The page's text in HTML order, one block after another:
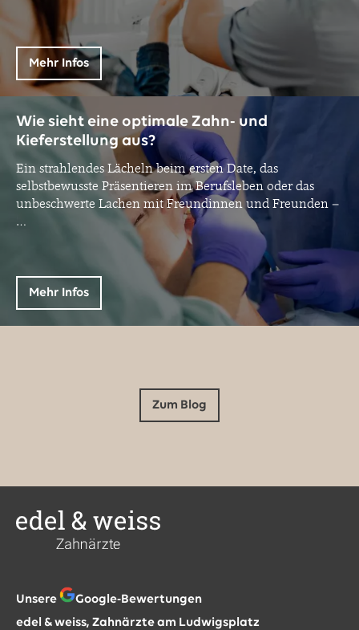
Mehr Infos
Wie sieht eine optimale Zahn- und
Kieferstellung aus?
Ein strahlendes Lächeln beim ersten Date, das
selbstbewusste Präsentieren im Berufsleben oder das
unbeschwerte Lachen mit Freundinnen und Freunden –
…
Mehr Infos
Zum Blog
Unsere
Google-Bewertungen
edel & weiss, Zahnärzte am Ludwigsplatz